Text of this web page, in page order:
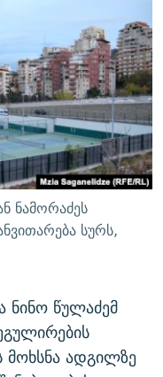
ნამორაძეს
სურს,
ნინო წულაძემ
მოხსნა ადგილზე